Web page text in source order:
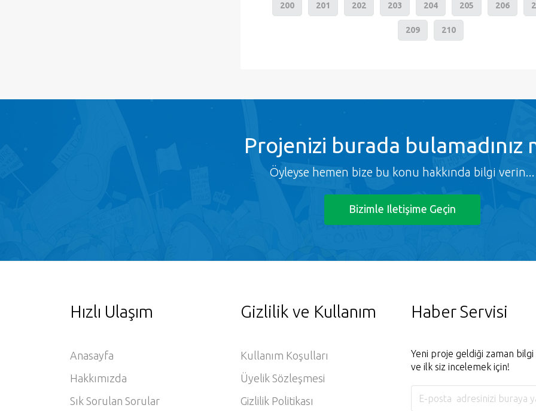
200 201 202 203 204 205 206
209 210
Projenizi burada bulamadınız
Öyleyse hemen bize bu konu hakkında bilgi verin...
Bizimle Iletişime Geçin
Hızlı Ulaşım
Anasayfa
Hakkımızda
Sık Sorulan Sorular
Gizlilik ve Kullanım
Kullanım Koşulları
Üyelik Sözleşmesi
Gizlilik Politikası
Haber Servisi
Yeni proje geldiği zaman bilgi
ve ilk siz incelemek için!